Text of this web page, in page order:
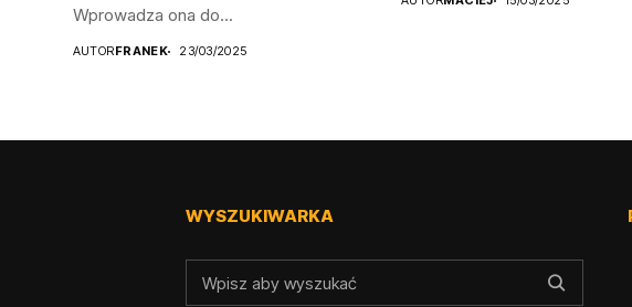
Wprowadza ona do...
AUTORFRANEK 23/03/2025
WYSZUKIWARKA